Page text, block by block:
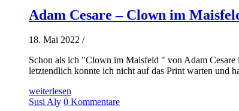
Adam Cesare – Clown im
18. Mai 2022 /
Schon als ich "Clown im Maisfeld " von Adam Cesare
letztendlich konnte ich nicht auf das Print warten und
weiterlesen
Susi Aly 0 Kommentare